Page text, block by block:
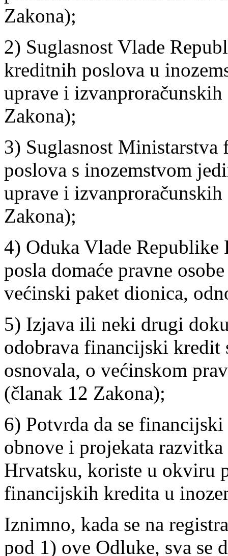
Zakona);
2) Suglasnost Vlade
kreditnih poslova u
uprave i
Zakona);
3) Suglasnost
poslova s inozemstvom
uprave i
Zakona);
4) Oduka Vlade Republike
posla domaće pravne
većinski paket dionica,
5) Izjava ili neki drugi
odobrava financijski
osnovala, o većinskom
(članak 12 Zakona);
6) Potvrda da se
obnove i projekata
Hrvatsku, koriste u okviru
financijskih kredita u
Iznimno, kada se na
pod 1) ove Odluke, sva se